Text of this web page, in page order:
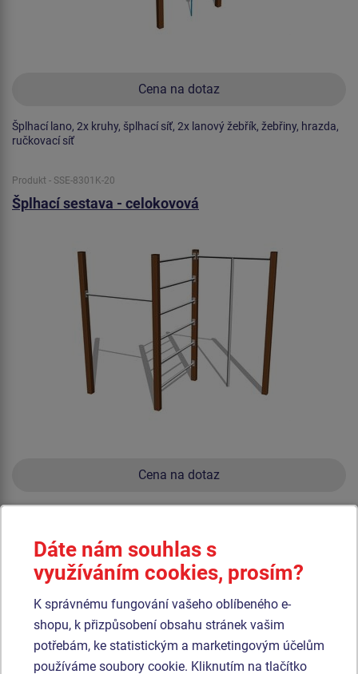
Cena na dotaz
Šplhací lano, 2x kruhy, šplhací síť, 2x lanový žebřík, žebřiny, hrazda,
ručkovací síť
Produkt - SSE-8301K-20
Šplhací sestava - celokovová
Cena na dotaz
Produkt - HRA-8301K-10
Trojhrazda - celokovová (v.p. 1 m)
Dáte nám souhlas s
využíváním cookies, prosím?
K správnému fungování vašeho oblíbeného e-
shopu, k přizpůsobení obsahu stránek vašim
potřebám, ke statistickým a marketingovým účelům
používáme soubory cookie. Kliknutím na tlačítko